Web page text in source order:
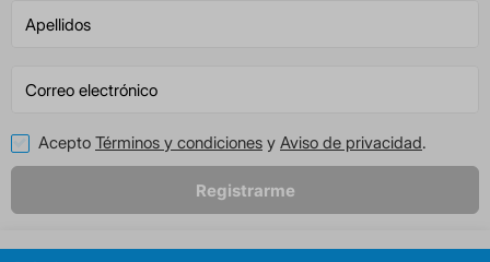
Acepto Términos y condiciones y Aviso de privacidad.
Registrarme